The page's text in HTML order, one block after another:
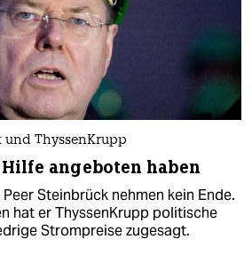
und ThyssenKrupp
angeboten haben
Steinbrück nehmen kein Ende.
hat er ThyssenKrupp politische
Strompreise zugesagt.